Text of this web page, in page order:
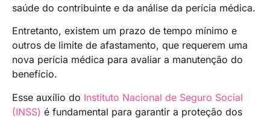
saúde do contribuinte e da análise da perícia médica.
Entretanto, existem um prazo de tempo mínimo e
outros de limite de afastamento, que requerem uma
nova perícia médica para avaliar a manutenção do
benefício.
Esse auxílio do Instituto Nacional de Seguro Social
(INSS) é fundamental para garantir a proteção dos